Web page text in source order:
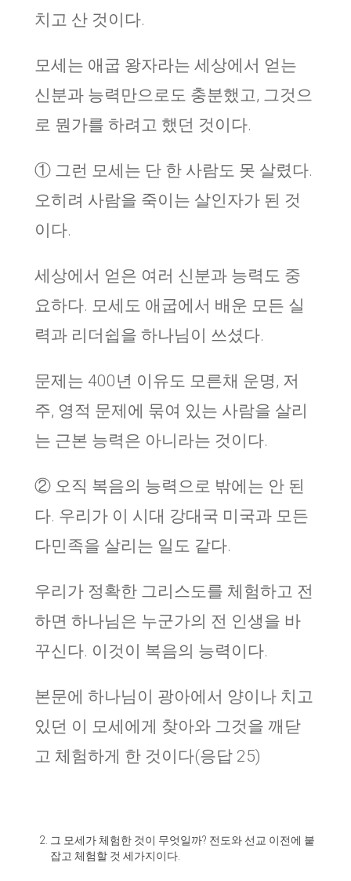
치고 산 것이다.
모세는 애굽 왕자라는 세상에서 얻는
신분과 능력만으로도 충분했고, 그것으
로 뭔가를 하려고 했던 것이다.
① 그런 모세는 단 한 사람도 못 살렸다.
오히려 사람을 죽이는 살인자가 된 것
이다.
세상에서 얻은 여러 신분과 능력도 중
요하다. 모세도 애굽에서 배운 모든 실
력과 리더쉽을 하나님이 쓰셨다.
문제는 400년 이유도 모른채 운명, 저
주, 영적 문제에 묶여 있는 사람을 살리
는 근본 능력은 아니라는 것이다.
② 오직 복음의 능력으로 밖에는 안 된
다. 우리가 이 시대 강대국 미국과 모든
다민족을 살리는 일도 같다.
우리가 정확한 그리스도를 체험하고 전
하면 하나님은 누군가의 전 인생을 바
꾸신다. 이것이 복음의 능력이다.
본문에 하나님이 광아에서 양이나 치고
있던 이 모세에게 찾아와 그것을 깨닫
고 체험하게 한 것이다(응답 25)
그 모세가 체험한 것이 무엇일까? 전도와 선교 이전에 붙
잡고 체험할 것 세가지이다.